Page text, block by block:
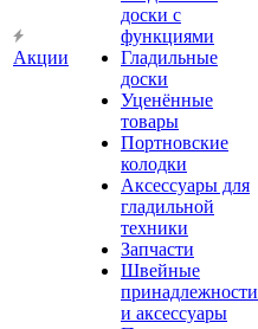
Акции
доски с
функциями
Гладильные
доски
Уценённые
товары
Портновские
колодки
Аксессуары для
гладильной
техники
Запчасти
Швейные
принадлежности
и аксессуары